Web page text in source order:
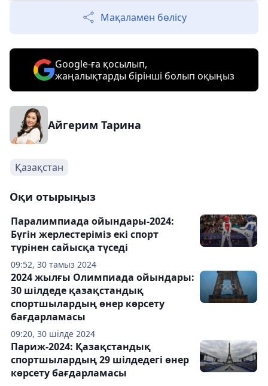
Мақаламен бөлісу
Google-ға қосылып,
жаңалықтарды бірінші болып оқыңыз
Айгерим Тарина
Қазақстан
Оқи отырыңыз
09:52, 30 тамыз 2024
Паралимпиада ойындары-2024:
Бүгін жерлестеріміз екі спорт
түрінен сайысқа түседі
09:20, 30 шілде 2024
2024 жылғы Олимпиада ойындары:
30 шілдеде қазақстандық
спортшылардың өнер көрсету
бағдарламасы
Париж-2024: Қазақстандық
спортшылардың 29 шілдедегі өнер
көрсету бағдарламасы